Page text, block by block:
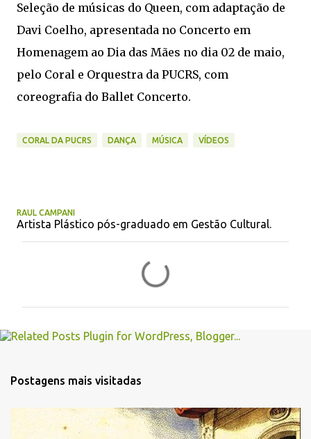
Seleção de músicas do Queen, com adaptação de
Davi Coelho, apresentada no Concerto em
Homenagem ao Dia das Mães no dia 02 de maio,
pelo Coral e Orquestra da PUCRS, com
coreografia do Ballet Concerto.
CORAL DA PUCRS DANÇA MÚSICA VÍDEOS
RAUL CAMPANI
Artista Plástico pós-graduado em Gestão Cultural.
n
á
Postagens mais visitadas